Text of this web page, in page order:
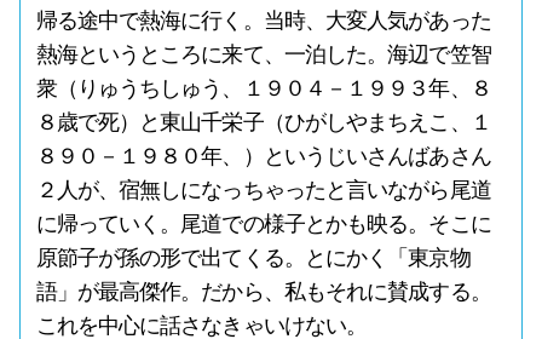
帰る途中で熱海に行く。当時、大変人気があった
熱海というところに来て、一泊した。海辺で笠智
衆（りゅうちしゅう、１９０４－１９９３年、８
８歳で死）と東山千栄子（ひがしやまちえこ、１
８９０－１９８０年、）というじいさんばあさん
２人が、宿無しになっちゃったと言いながら尾道
に帰っていく。尾道での様子とかも映る。そこに
原節子が孫の形で出てくる。とにかく「東京物
語」が最高傑作。だから、私もそれに賛成する。
これを中心に話さなきゃいけない。